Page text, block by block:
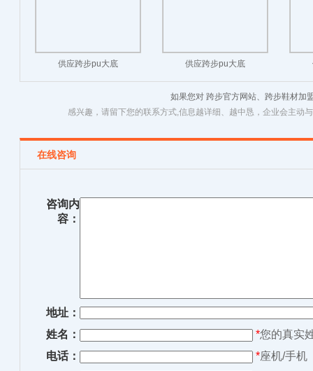
供应跨步pu大底 供应跨步pu大底
如果您对 跨步官方网站、跨步鞋材加
感兴趣，请留下您的联系方式,信息越详细、越中恳，企业会主动
在线咨询
咨询内
容：
地址：
姓名：
*您的真实
电话：
*座机/手机